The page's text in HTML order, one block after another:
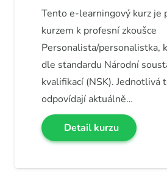
Tento e-learningový kurz je
kurzem k profesní zkoušce
Personalista/personalistka,
dle standardu Národní
kvalifikací (NSK). Jednotlivá
odpovídají aktuálně…
Detail kurzu